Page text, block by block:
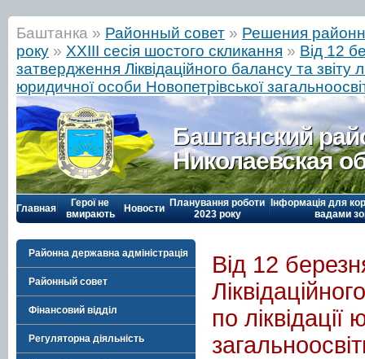
Баштанка » Районный совет » Решения
року » ХХІІІ сесія шостого скликання » Від 12
затвердження Ліквідаційного балансу та звіту
юридичної особи Новопетрівської
Баштанский
Николаевская
Главная
Герої не
вмирають
Новости Планування роботи
2023 року
Інформація для
вадами
Районна державна адміністрація
Районный совет
Фінансовий відділ
Регуляторна діяльність
Від 12
по